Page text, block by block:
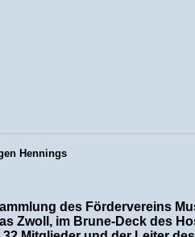
Hennings
des Fördervereins
Zwoll, im Brune-Deck des